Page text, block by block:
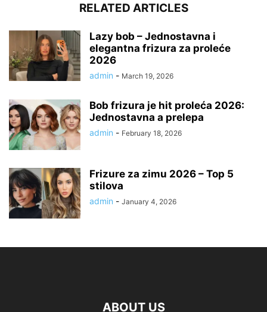
RELATED ARTICLES
Lazy bob – Jednostavna i
elegantna frizura za proleće
2026
admin - March 19, 2026
Bob frizura je hit proleća 2026:
Jednostavna a prelepa
admin - February 18, 2026
Frizure za zimu 2026 – Top 5
stilova
admin - January 4, 2026
ABOUT US